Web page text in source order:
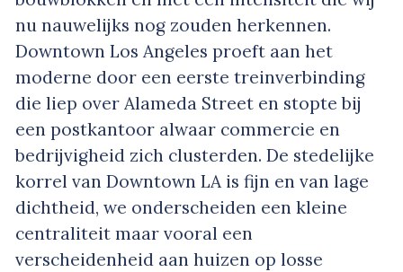
nu nauwelijks nog zouden herkennen.
Downtown Los Angeles proeft aan het
moderne door een eerste treinverbinding
die liep over Alameda Street en stopte bij
een postkantoor alwaar commercie en
bedrijvigheid zich clusterden. De stedelijke
korrel van Downtown LA is fijn en van lage
dichtheid, we onderscheiden een kleine
centraliteit maar vooral een
verscheidenheid aan huizen op losse